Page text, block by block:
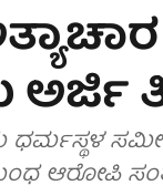
ನಡೆದಿದ್ದ ವಿದ್ಯಾರ್ಥಿನಿ ಸೌಜನ್ಯ
ಆರೋಪಿ